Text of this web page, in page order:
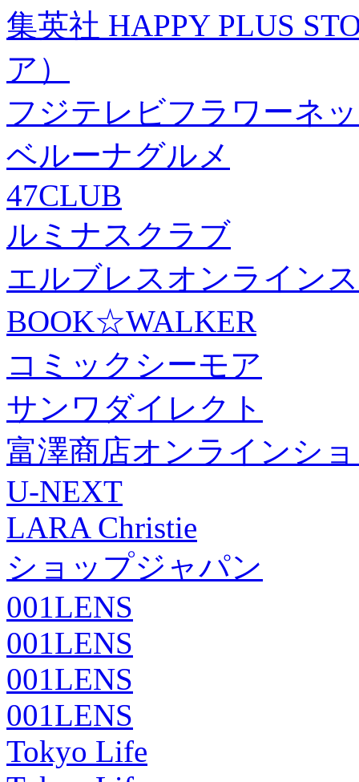
集英社 HAPPY PLUS
ア）
フジテレビフラワーネ
ベルーナグルメ
47CLUB
ルミナスクラブ
エルブレスオンライン
BOOK☆WALKER
コミックシーモア
サンワダイレクト
富澤商店オンラインシ
U-NEXT
LARA Christie
ショップジャパン
001LENS
001LENS
001LENS
001LENS
Tokyo Life